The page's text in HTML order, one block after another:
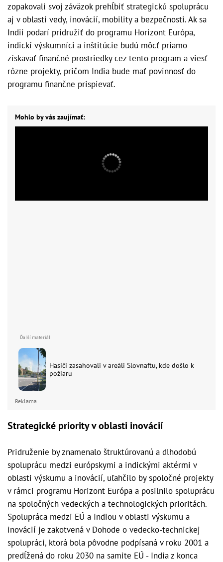
zopakovali svoj záväzok prehĺbiť strategickú spoluprácu
aj v oblasti vedy, inovácií, mobility a bezpečnosti. Ak sa
Indii podarí pridružiť do programu Horizont Európa,
indickí výskumníci a inštitúcie budú môcť priamo
získavať finančné prostriedky cez tento program a viesť
rôzne projekty, pričom India bude mať povinnosť do
programu finančne prispievať.
Mohlo by vás zaujímať:
Hasiči zasahovali v areáli Slovnaftu, kde došlo k
požiaru
Reklama
Strategické priority v oblasti inovácií
Pridruženie by znamenalo štruktúrovanú a dlhodobú
spoluprácu medzi európskymi a indickými aktérmi v
oblasti výskumu a inovácií, uľahčilo by spoločné projekty
v rámci programu Horizont Európa a posilnilo spoluprácu
na spoločných vedeckých a technologických prioritách.
Spolupráca medzi EÚ a Indiou v oblasti výskumu a
inovácií je zakotvená v Dohode o vedecko-technickej
spolupráci, ktorá bola pôvodne podpísaná v roku 2001 a
predĺžená do roku 2030 na samite EÚ - India z konca